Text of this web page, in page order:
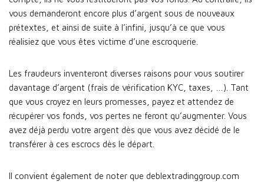
vous demanderont encore plus d’argent sous de nouveaux
prétextes, et ainsi de suite à l’infini, jusqu’à ce que vous
réalisiez que vous êtes victime d’une escroquerie.
Les fraudeurs inventeront diverses raisons pour vous soutirer
davantage d’argent (frais de vérification KYC, taxes, …). Tant
que vous croyez en leurs promesses, payez et attendez de
récupérer vos fonds, vos pertes ne feront qu’augmenter. Vous
avez déjà perdu votre argent dès que vous avez décidé de le
transférer à ces escrocs dès le départ.
Il convient également de noter que deblextradinggroup.com